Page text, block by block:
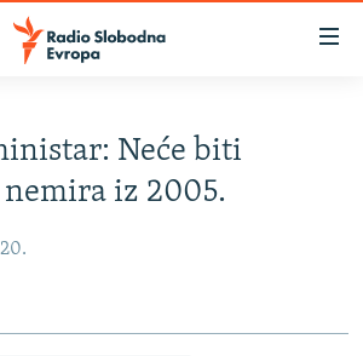
Neće biti
iz 2005.